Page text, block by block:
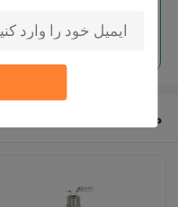
ادامه هید
محصولات توصیه شده